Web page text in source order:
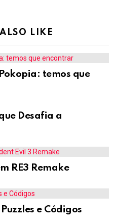
LIKE
temos que
Desafia a
RE3 Remake
e Códigos